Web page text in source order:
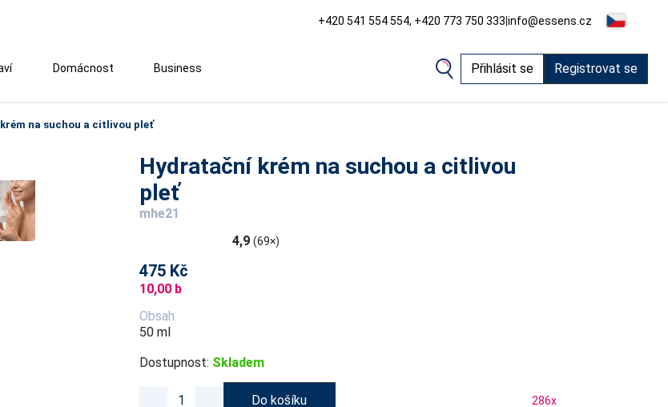
+420 541 554 554, +420 773 750 333|info@essens.cz
Domácnost Business Přihlásit se Registrovat se
na suchou a citlivou pleť
Hydratační krém na suchou a citlivou
pleť
mhe21
4,9 (69×)
475 Kč
10,00 b
Obsah
50 ml
Dostupnost: Skladem
Do košíku 286x